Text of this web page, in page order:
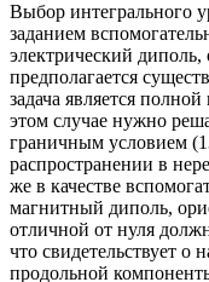
Выбор интегрального
заданием
электрический
предполагается
задача является
этом случае нужно
граничным условием
распространении в
же в качестве
магнитный диполь,
отличной от нуля
что свидетельствует
продольной